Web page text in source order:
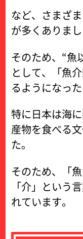
など、さまざ
が多くありまし
そのため、“魚
として、「魚
るようになった
特に日本は海
産物を食べる
た。
そのため、「
「介」という
れています。